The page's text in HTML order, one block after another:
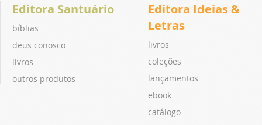
Editora Santuário
bíblias
deus conosco
livros
outros produtos
Editora Ideias &
Letras
livros
coleções
lançamentos
ebook
catálogo